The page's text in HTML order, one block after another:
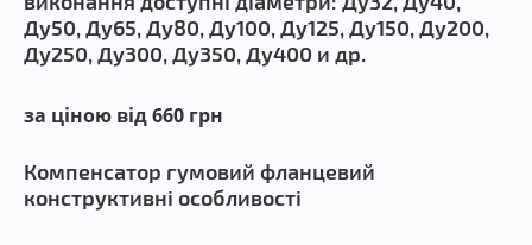
Ду50, Ду65, Ду80, Ду100, Ду125, Ду150, Ду200,
Ду250, Ду300, Ду350, Ду400 и др.
за ціною від 660 грн
Компенсатор гумовий фланцевий
конструктивні особливості